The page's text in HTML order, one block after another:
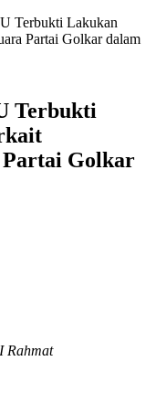
Terbukti Lakukan
Partai Golkar dalam
Terbukti
Partai Golkar
Rahmat